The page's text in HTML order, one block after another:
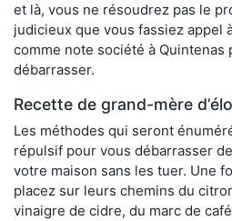
et là, vous ne résoudrez pas le
judicieux que vous fassiez appel
comme note société à Quintenas
débarrasser.
Recette de grand-mère
Les méthodes qui seront
répulsif pour vous débarrasser
votre maison sans les tuer. Une
placez sur leurs chemins du
vinaigre de cidre, du marc de